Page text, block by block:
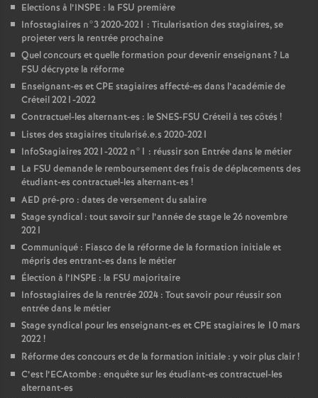
Elections à l’INSPE : la FSU première
Infostagiaires n°3 2020-2021 : Titularisation des stagiaires, se
projeter vers la rentrée prochaine
Quel concours et quelle formation pour devenir enseignant? La
FSU décrypte la réforme
Enseignant-es etCPE stagiaires affecté-es dans l’académie de
Créteil 2021-2022
Contractuel-les alternant-es : leSNES-FSU Créteil à tes côtés !
Listes des stagiaires titularisé.e.s 2020-2021
InfoStagiaires 2021-2022 n°1 : réussir son Entrée dans le métier
La FSU demande le remboursement des frais de déplacements des
étudiant-es contractuel-les alternant-es !
AED pré-pro : dates de versement du salaire
Stage syndical : tout savoir sur l’année de stage le 26 novembre
2021
Communiqué : Fiasco de la réforme de la formation initiale et
mépris des entrant-es dans le métier
Élection à l’INSPE : la FSU majoritaire
Infostagiaires de la rentrée 2024 : Tout savoir pour réussir son
entrée dans le métier
Stage syndical pour les enseignant-es etCPE stagiaires le 10 mars
2022!
Réforme des concours et de la formation initiale : y voir plus clair!
C’est l’ECAtombe : enquête sur les étudiant-es contractuel-les
alternant-es